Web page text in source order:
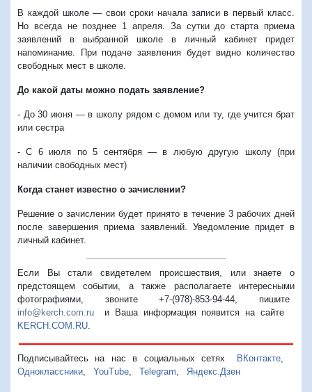
В каждой школе — свои сроки начала записи в первый класс.
Но всегда не позднее 1 апреля. За сутки до старта приема
заявлений в выбранной школе в личный кабинет придет
напоминание. При подаче заявления будет видно количество
свободных мест в школе.
До какой даты можно подать заявление?
- До 30 июня — в школу рядом с домом или ту, где учится брат
или сестра
- С 6 июля по 5 сентября — в любую другую школу (при
наличии свободных мест)
Когда станет известно о зачислении?
Решение о зачислении будет принято в течение 3 рабочих дней
после завершения приема заявлений. Уведомление придет в
личный кабинет.
Если Вы стали свидетелем происшествия, или знаете о
предстоящем событии, а также располагаете интересными
фотографиями, звоните +7-(978)-853-94-44, пишите
info@kerch.com.ru и Ваша информация появится на сайте
KERCH.COM.RU
Подписывайтесь на нас в социальных сетях ВКонтакте,
Одноклассники
YouTube Telegram Яндекс.Дзен